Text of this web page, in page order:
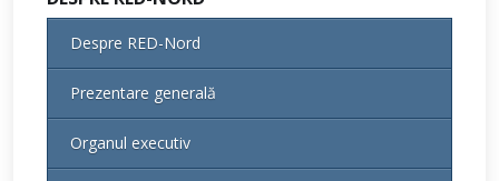
Despre RED-Nord
Prezentare generală
Organul executiv